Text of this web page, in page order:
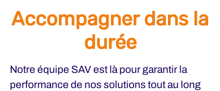
Accompagner dans la
durée
Notre équipe SAVest là pour garantir la
performance de nos solutions tout au long